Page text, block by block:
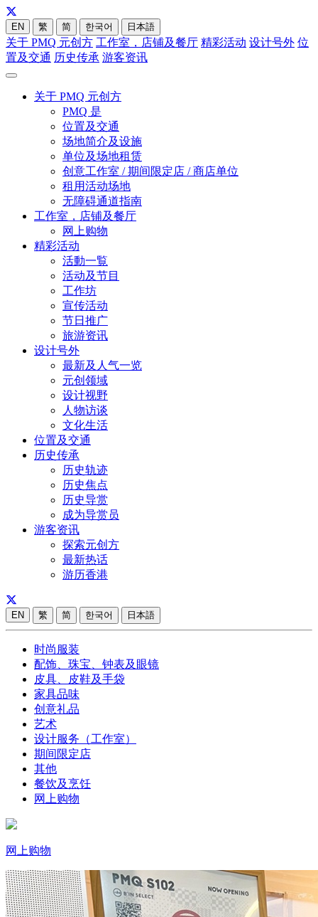
EN 繁 简 한국어 日本語
关于 PMQ 元创方 工作室，店铺及餐厅 精彩活动 设计号外 位
置及交通 历史传承 游客资讯
关于 PMQ 元创方
PMQ 是
位置及交通
场地简介及设施
单位及场地租赁
创意工作室 / 期间限定店 / 商店单位
租用活动场地
无障碍通道指南
工作室，店铺及餐厅
网上购物
精彩活动
活動一覧
活动及节目
工作坊
宣传活动
节日推广
旅游资讯
设计号外
最新及人气一览
元创领域
设计视野
人物访谈
文化生活
位置及交通
历史传承
历史轨迹
历史焦点
历史导赏
成为导赏员
游客资讯
探索元创方
最新热话
游历香港
EN 繁 简 한국어 日本語
时尚服装
配饰、珠宝、钟表及眼镜
皮具、皮鞋及手袋
家具品味
创意礼品
艺术
设计服务（工作室）
期间限定店
其他
餐饮及烹饪
网上购物
网上购物